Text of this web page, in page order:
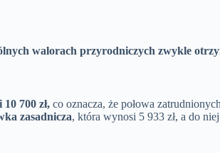
walorach przyrodniczych zwykle
700 zł, co oznacza, że połowa
zasadnicza, która wynosi 5 933 zł, a do